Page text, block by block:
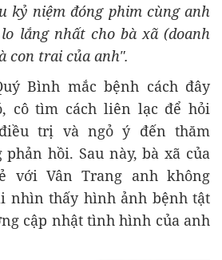
kỷ niệm đóng phim cùng anh
lắng nhất cho bà xã (doanh
con trai của anh".
Bình mắc bệnh cách đây
cô tìm cách liên lạc để hỏi
trị và ngỏ ý đến thăm
hồi. Sau này, bà xã của
với Vân Trang anh không
nhìn thấy hình ảnh bệnh tật
cập nhật tình hình của anh